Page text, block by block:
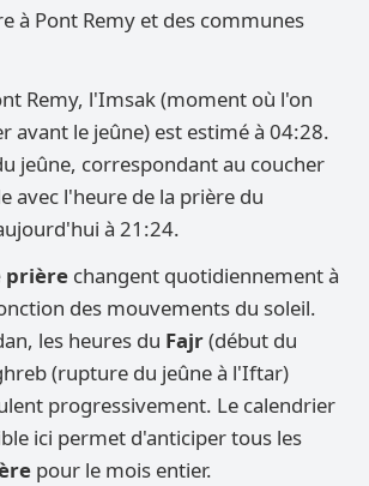
à Pont Remy et des communes
Remy, l'Imsak (moment où l'on
avant le jeûne) est estimé à 04:28.
jeûne, correspondant au coucher
avec l'heure de la prière du
à 21:24.
prière changent quotidiennement à
des mouvements du soleil.
les heures du Fajr(début du
(rupture du jeûne à l'Iftar)
progressivement. Le calendrier
ici permet d'anticiper tous les
pour le mois entier.